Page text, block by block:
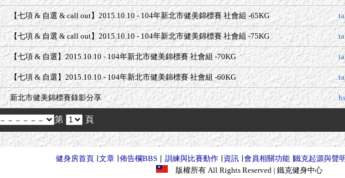
【七項 & 自選 & call out】2015.10.10 - 104年新北市健美錦標賽 社會組 -65KG
【七項 & 自選 & call out】2015.10.10 - 104年新北市健美錦標賽 社會組 -75KG
【七項 & 自選】2015.10.10 - 104年新北市健美錦標賽 社會組 -70KG
【七項 & 自選】2015.10.10 - 104年新北市健美錦標賽 社會組 -60KG
新北市健美錦標賽錄影分享
第 頁
健身房首頁 ∣文章 ∣佈告欄BBS ∣訓練與比賽動作 資訊 ∣會員相關功能 ∣鐵克起源與聲明
版權所有 All Rights Reserved | 鐵克健身中心